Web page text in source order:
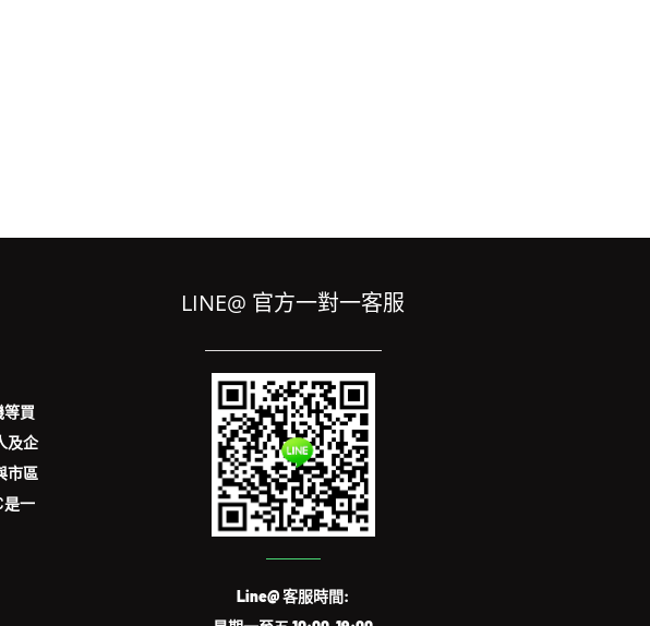
買
及企
市區
是一
LINE@ 官方一對一客服
Line@ 客服時間: